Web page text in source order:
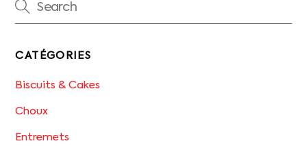
CATÉGORIES
Biscuits & Cakes
Choux
Entremets